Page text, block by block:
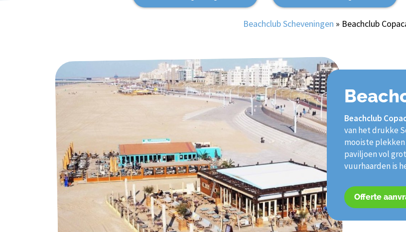
Aanbod binnen
bedrijfsuitjes
Beachclub Scheveningen » Beachclub
Beachclub
van het drukke
mooiste plekken
paviljoen vol
vuurhaarden is
Offerte